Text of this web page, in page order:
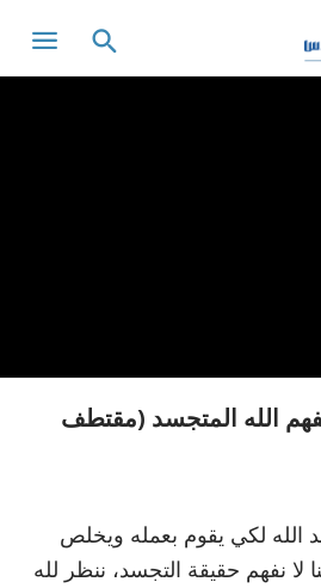
الله المتجسد (مقتطف
الله لكي يقوم بعمله ويخلص
لا نفهم حقيقة التجسد، ننظر لله